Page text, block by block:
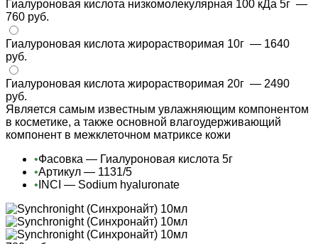
Гиалуроновая кислота низкомолекулярная 100 кДа 5г —
760 руб.
Гиалуроновая кислота жирорастворимая 10г — 1640
руб.
Гиалуроновая кислота жирорастворимая 20г — 2490
руб.
Является самым известным увлажняющим компонентом
в косметике, а также основной влагоудерживающий
компонент в межклеточном матриксе кожи
•Фасовка — Гиалуроновая кислота 5г
•Артикул — 1131/5
• INCI — Sodium hyaluronate